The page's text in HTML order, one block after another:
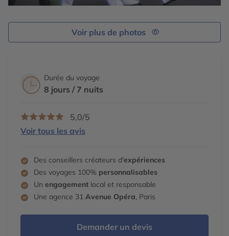
Voir plus de photos
Durée du voyage
8 jours / 7 nuits
5,0/5
Voir tous les avis
Des conseillers créateurs d'expériences
Des voyages 100% personnalisables
Un engagement local et responsable
Une agence 31 Avenue Opéra, Paris
Demander un devis